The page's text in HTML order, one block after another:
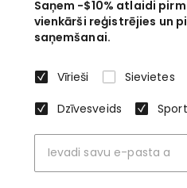
Saņem -$10% atlaidi
vienkārši reģistrējies un
saņemšanai.
Vīrieši
Sievietes
Dzīvesveids